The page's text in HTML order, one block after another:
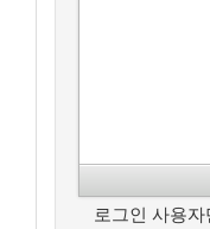
로그인 사용